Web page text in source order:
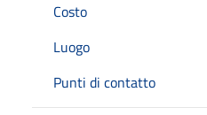
Costo
Luogo
Punti di contatto